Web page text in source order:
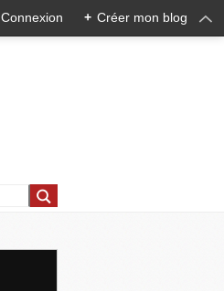
Connexion + Créer mon blog